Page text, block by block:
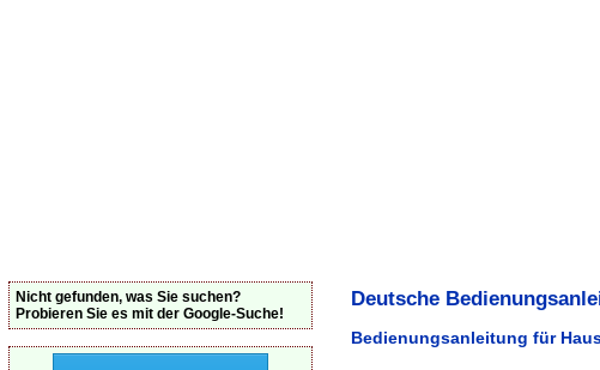
Deutsche
Bedienungsanleitung für
Nicht gefunden, was Sie suchen?
Probieren Sie es mit der Google-Suche!